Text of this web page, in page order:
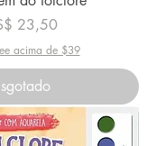
23,50
acima de $39